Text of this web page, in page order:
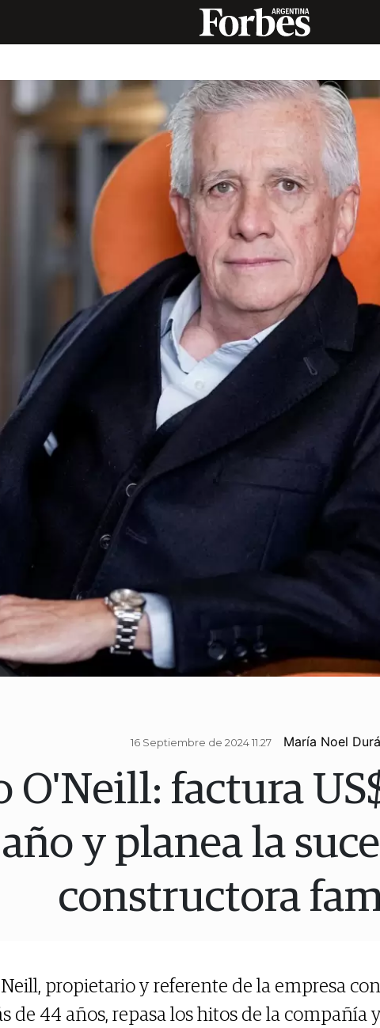
16 Septiembre de 2024 11.27 María Noel
O'Neill: factura
y planea la
constructora
propietario y referente de la empresa
de 44 años, repasa los hitos de la compañía